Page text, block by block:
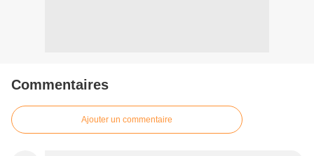
Commentaires
Ajouter un commentaire